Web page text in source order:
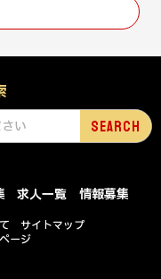
求人一覧
情報募集
サイトマップ
ージ